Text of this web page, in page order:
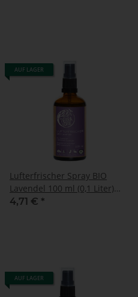
AUF LAGER
Lufterfrischer Spray BIO
Lavendel 100 ml (0,1 Liter)
Flasche
4,71 € *
AUF LAGER